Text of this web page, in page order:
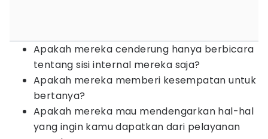
Apakah mereka cenderung hanya berbicara
tentang sisi internal mereka saja?
Apakah mereka memberi kesempatan untuk
bertanya?
Apakah mereka mau mendengarkan hal-hal
yang ingin kamu dapatkan dari pelayanan